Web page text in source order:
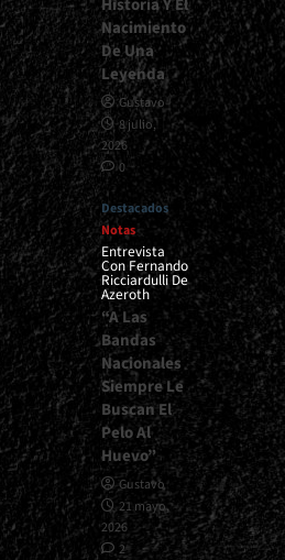
Historia Y El
Nacimiento
De Una
Leyenda
Gustavo
8 julio,
2026
0
Destacados
Notas
Entrevista
Con Fernando
Ricciardulli De
Azeroth
“A Las
Bandas
Nacionales
Siempre Le
Buscan El
Pelo Al
Huevo”
Gustavo
21 mayo,
2026
2